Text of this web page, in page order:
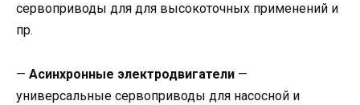
сервоприводы для для высокоточных применений и
пр.
— Асинхронные электродвигатели —
универсальные сервоприводы для насосной и